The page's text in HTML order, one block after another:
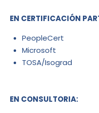
EN CERTIFICACIÓN
PeopleCert
Microsoft
TOSA/Isograd
EN CONSULTORIA: